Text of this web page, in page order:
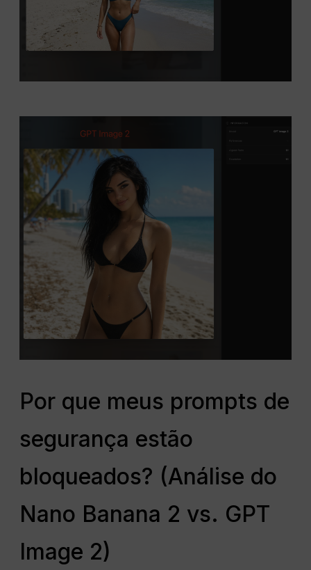
Por que meus prompts de
segurança estão
bloqueados? (Análise do
Nano Banana 2 vs. GPT
Image 2)